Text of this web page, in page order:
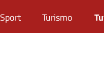
Sport Turismo